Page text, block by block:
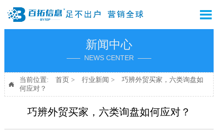

新闻中心
—— NEWS CENTER ——

当前位置: 首页 > 行业新闻 >
巧辨外贸买家，六类询盘如
何应对？
巧辨外贸买家，六类询盘如何应对？